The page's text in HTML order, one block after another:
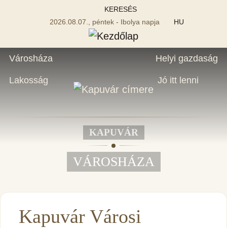
KERESÉS
2026.08.07., péntek - Ibolya napja
HU
Városháza
Lakosság
Helyi gazdaság
Jó itt lenni
KAPUVÁR
VÁROSHÁZA
Kapuvár Városi